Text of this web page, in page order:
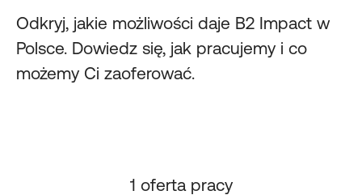
Odkryj, jakie możliwości daje B2 Impact w
Polsce. Dowiedz się, jak pracujemy i co
możemy Ci zaoferować.
1 oferta pracy